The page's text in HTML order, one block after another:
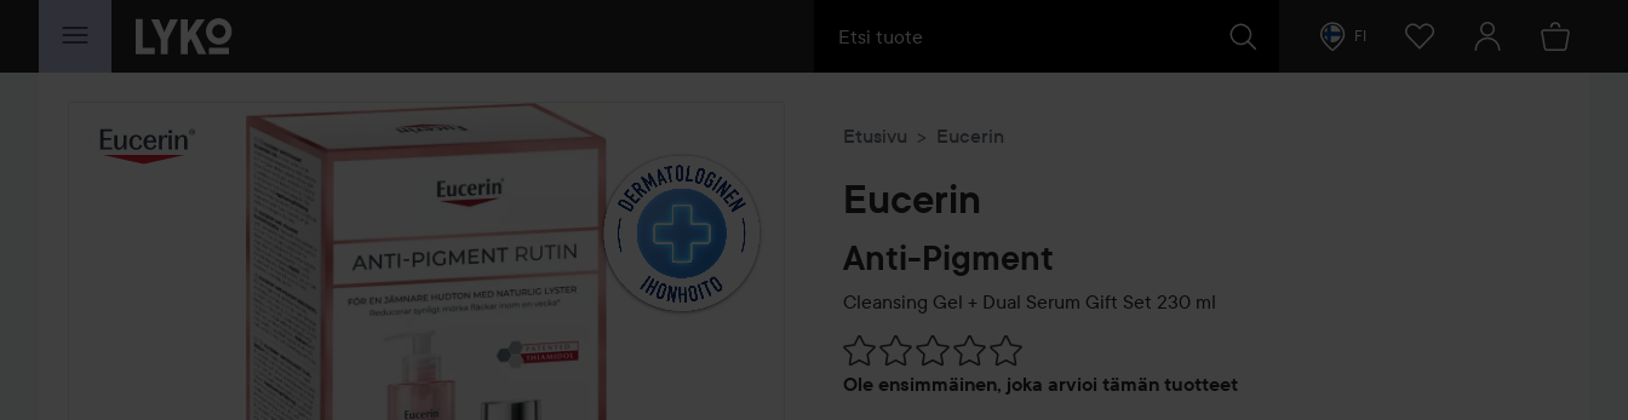
SIIRTYÄ JHK SISÄLTÖÖN FI
OHITA OSIO Etusivu Eucerin
Eucerin
Anti-Pigment
Cleansing Gel + Dual Serum Gift Set 230 ml
Ole ensimmäinen, joka arvioi tämän tuotteet
Siirtyä jhk Arvosana & kommentit